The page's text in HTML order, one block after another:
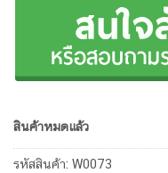
สินค้าหมดแล้ว
รหัสสินค้า: W0073